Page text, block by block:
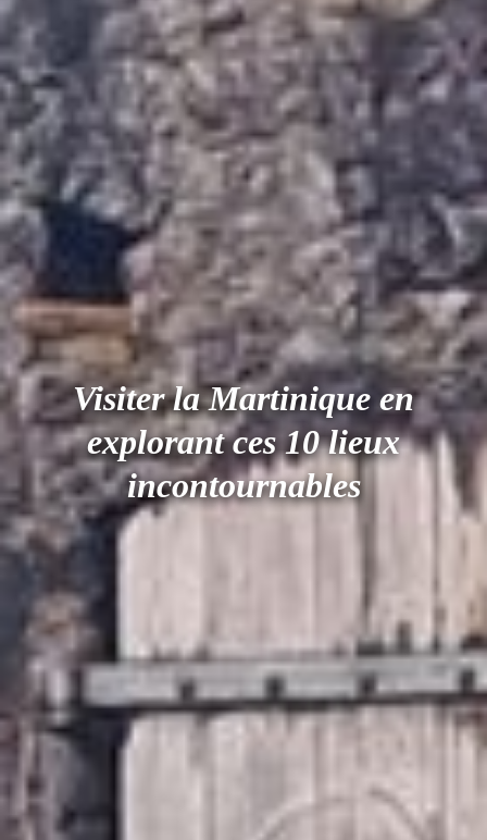
Visiter la Martinique en
explorant ces 10 lieux
incontournables